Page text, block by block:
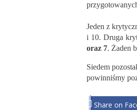
Jeden z
i 10. Druga
oraz 7. Żaden
Siedem
powinniśmy
Share on